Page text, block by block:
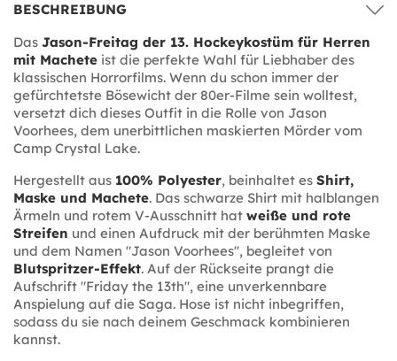
BESCHREIBUNG
Das Jason-Freitag der 13. Hockeykostüm für Herren
mit Machete ist die perfekte Wahl für Liebhaber des
klassischen Horrorfilms. Wenn du schon immer der
gefürchtetste Bösewicht der 80er-Filme sein wolltest,
versetzt dich dieses Outfit in die Rolle von Jason
Voorhees, dem unerbittlichen maskierten Mörder vom
Camp Crystal Lake.
Hergestellt aus 100% Polyester, beinhaltet es Shirt,
Maske und Machete. Das schwarze Shirt mit halblangen
Ärmeln und rotem V-Ausschnitt hat weiße und rote
Streifen und einen Aufdruck mit der berühmten Maske
und dem Namen "Jason Voorhees", begleitet von
Blutspritzer-Effekt. Auf der Rückseite prangt die
Aufschrift "Friday the 13th", eine unverkennbare
Anspielung auf die Saga. Hose ist nicht inbegriffen,
sodass du sie nach deinem Geschmack kombinieren
kannst.